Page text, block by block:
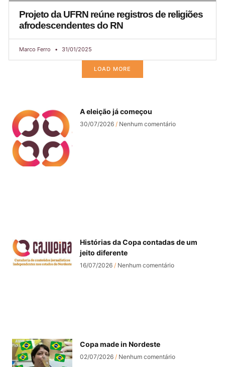
Projeto da UFRN reúne registros de religiões
afrodescendentes do RN
Marco Ferro 31/01/2025
LOAD MORE
A eleição já começou
30/07/2026 Nenhum comentário
Histórias da Copa contadas de um
jeito diferente
16/07/2026 Nenhum comentário
Copa made in Nordeste
02/07/2026 Nenhum comentário